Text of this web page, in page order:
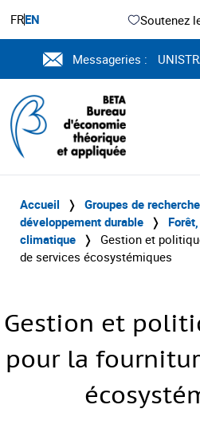
FREN Soutenez
Messageries :
Accueil ❭ Groupes de
développement durable ❭
climatique ❭ Gestion et
de services écosystémiques
Gestion et
pour la